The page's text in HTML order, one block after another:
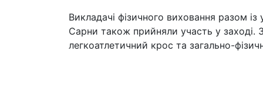
Викладачі фізичного виховання разом
Сарни також прийняли участь у заході.
легкоатлетичний крос та загально-